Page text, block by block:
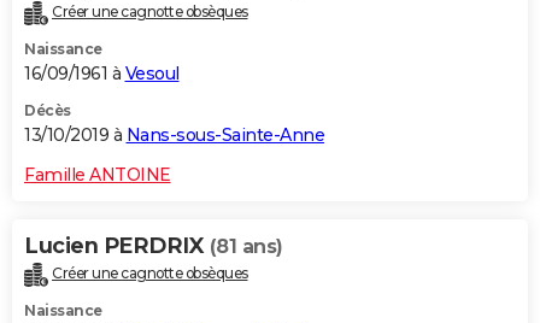
Créer une cagnotte obsèques
Naissance
16/09/1961 à Vesoul
Décès
13/10/2019 à Nans-sous-Sainte-Anne
Famille ANTOINE
Lucien PERDRIX (81 ans)
Créer une cagnotte obsèques
Naissance